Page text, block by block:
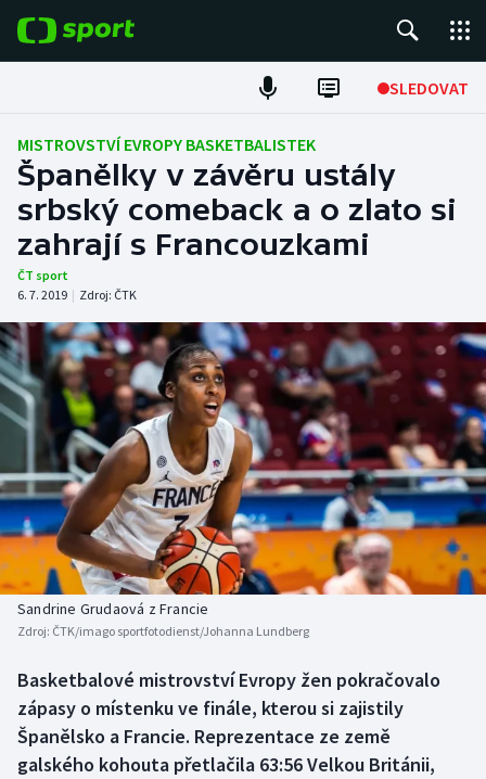
SLEDOVAT
Fotbal
Hokej
Tenis
Atletika
Cyklistika
DALŠÍ SPORTY
Americký fotbal
Baseball a softbal
Basketbal
Biatlon
Box
Curling
NEPŘEHLÉDNĚTE
Soutěže
Historické návraty
Aplikace ČT sport
MISTROVSTVÍ EVROPY BASKETBALISTEK
Španělky v závěru ustály
srbský comeback a o zlato si
zahrají s Francouzkami
ČT sport
6. 7. 2019 | Zdroj: ČTK
Sandrine Grudaová z Francie
Zdroj: ČTK/imago sportfotodienst/Johanna Lundberg
Basketbalové mistrovství Evropy žen pokračovalo
zápasy o místenku ve finále, kterou si zajistily
Španělsko a Francie. Reprezentace ze země
galského kohouta přetlačila 63:56 Velkou Británii,